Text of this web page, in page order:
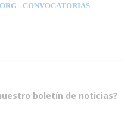
- CONVOCATORIAS
boletín de noticias?